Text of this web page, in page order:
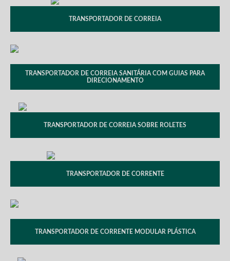
TRANSPORTADOR DE CORREIA
TRANSPORTADOR DE CORREIA SANITÁRIA COM GUIAS PARA
DIRECIONAMENTO
TRANSPORTADOR DE CORREIA SOBRE ROLETES
TRANSPORTADOR DE CORRENTE
TRANSPORTADOR DE CORRENTE MODULAR PLÁSTICA